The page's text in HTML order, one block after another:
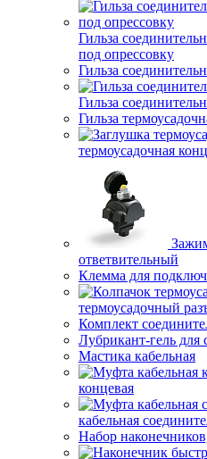
Гильза
под опрессовку
Гильза
Гильза
Гильза
термоусадочная
ответвительный
Клемма для
термоусадочный
Комплект
Лубрикант-гель для
Мастика кабельная
концевая
кабельная
Набор